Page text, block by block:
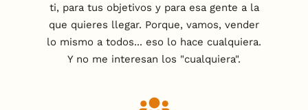
ti, para tus objetivos y para esa gente a la
que quieres llegar. Porque, vamos, vender
lo mismo a todos... eso lo hace cualquiera.
Y no me interesan los "cualquiera".